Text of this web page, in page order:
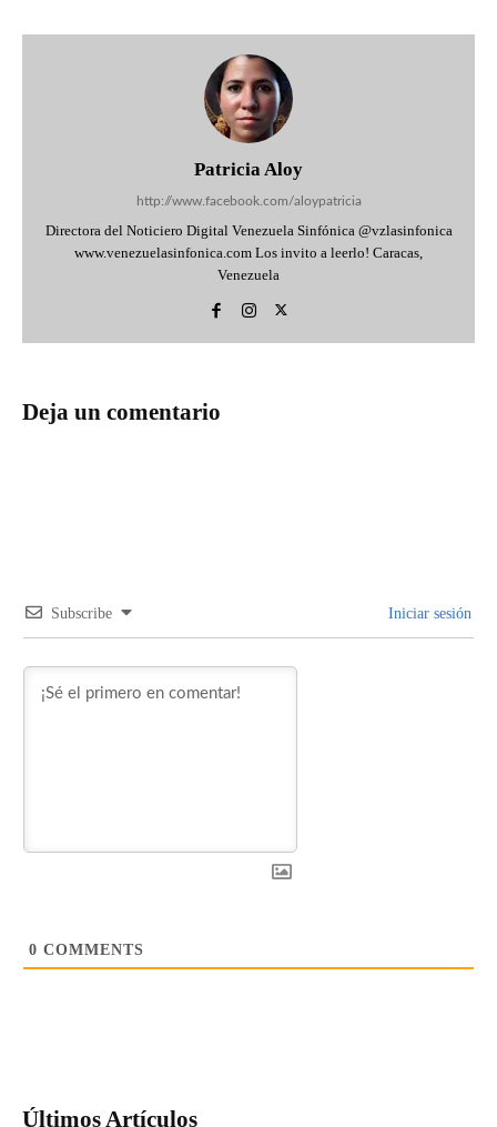
Patricia Aloy
http://www.facebook.com/aloypatricia
Directora del Noticiero Digital Venezuela Sinfónica @vzlasinfonica
www.venezuelasinfonica.com Los invito a leerlo! Caracas,
Venezuela
Deja un comentario
Subscribe Iniciar sesión
0 COMMENTS
Últimos Artículos